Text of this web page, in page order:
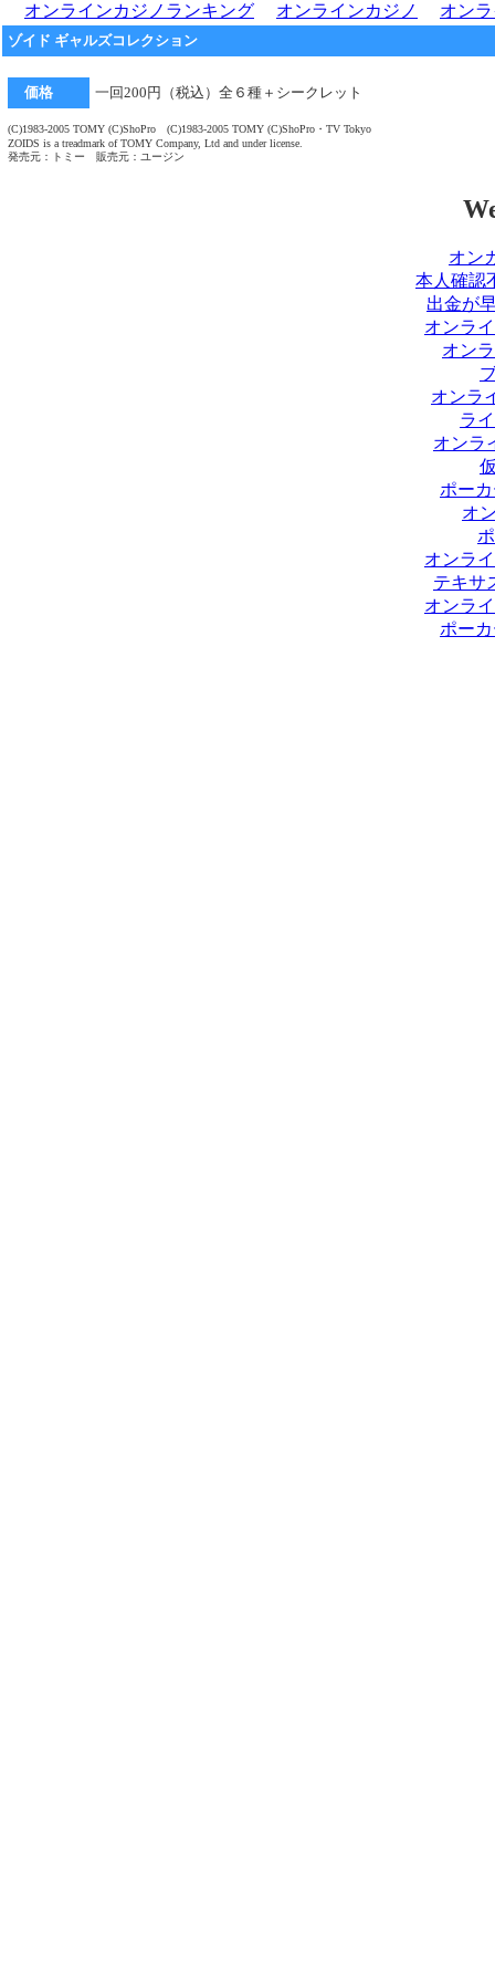
オンラインカジノランキング オンラインカジノ オン
ゾイド ギャルズコレクション
価格 一回200円（税込）全６種＋シークレット
(C)1983-2005 TOMY (C)ShoPro (C)1983-2005 TOMY (C)ShoPro・TV Tokyo
ZOIDS is a treadmark of TOMY Company, Ltd and under license.
発売元：トミー 販売元：ユージン
オン
本人確認
出金が
オンラ
オン
オンラ
ラ
オンラ
ポー
オ
オンラ
テキサ
オンラ
ポー